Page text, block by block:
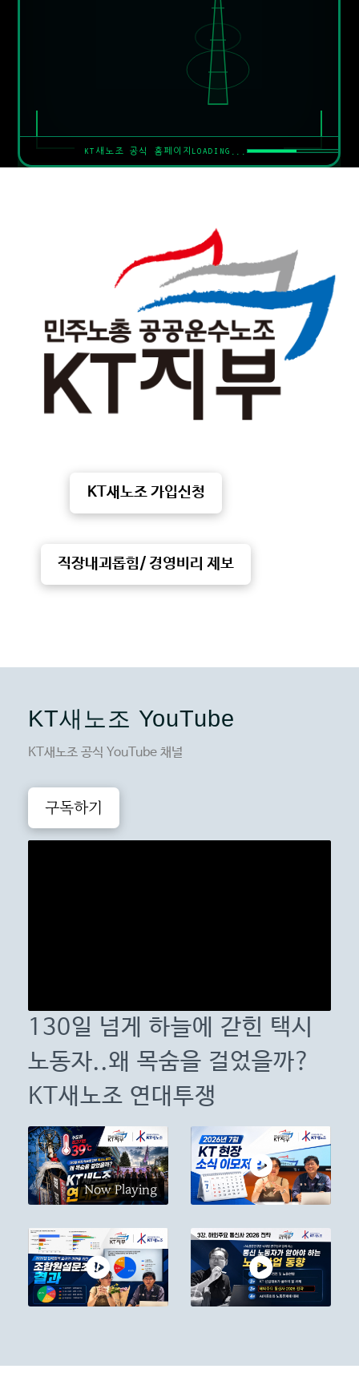
KT새노조 가입신청
직장내괴롭힘/ 경영비리 제보
KT새노조 YouTube
KT새노조 공식 YouTube 채널
구독하기
130일 넘게 하늘에 갇힌 택시
노동자..왜 목숨을 걸었을까?
KT새노조 연대투쟁
Now Playing